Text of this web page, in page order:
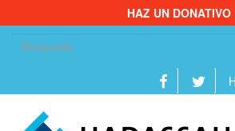
HAZ UN DONATIVO